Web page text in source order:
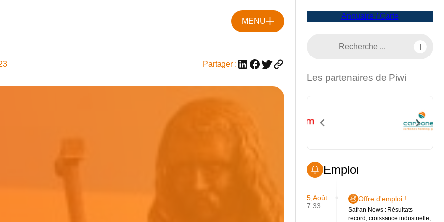
MENU
Partager :
château de Chantilly.
participants (café,
avant le 22 novembre
Annuaire / Carte
Les partenaires de Piwi
Emploi
5,Août
7:33
Offre d'emploi !
Safran News : Résultats
record, croissance industrielle,